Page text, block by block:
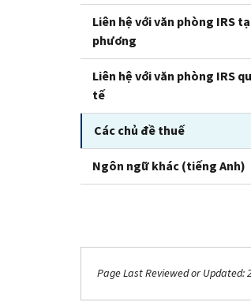
Liên hệ với văn phòng IRS
phương
Liên hệ với văn phòng IRS
tế
Các chủ đề thuế
Ngôn ngữ khác (tiếng Anh)
Page Last Reviewed or Updated: